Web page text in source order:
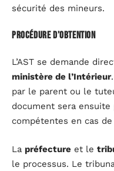
sécurité des mineurs.
Procédure d’obtention
L’AST se demande
ministère de l’Intérieur
par le parent ou le
document sera
compétentes en cas
La préfecture et le
le processus. Le